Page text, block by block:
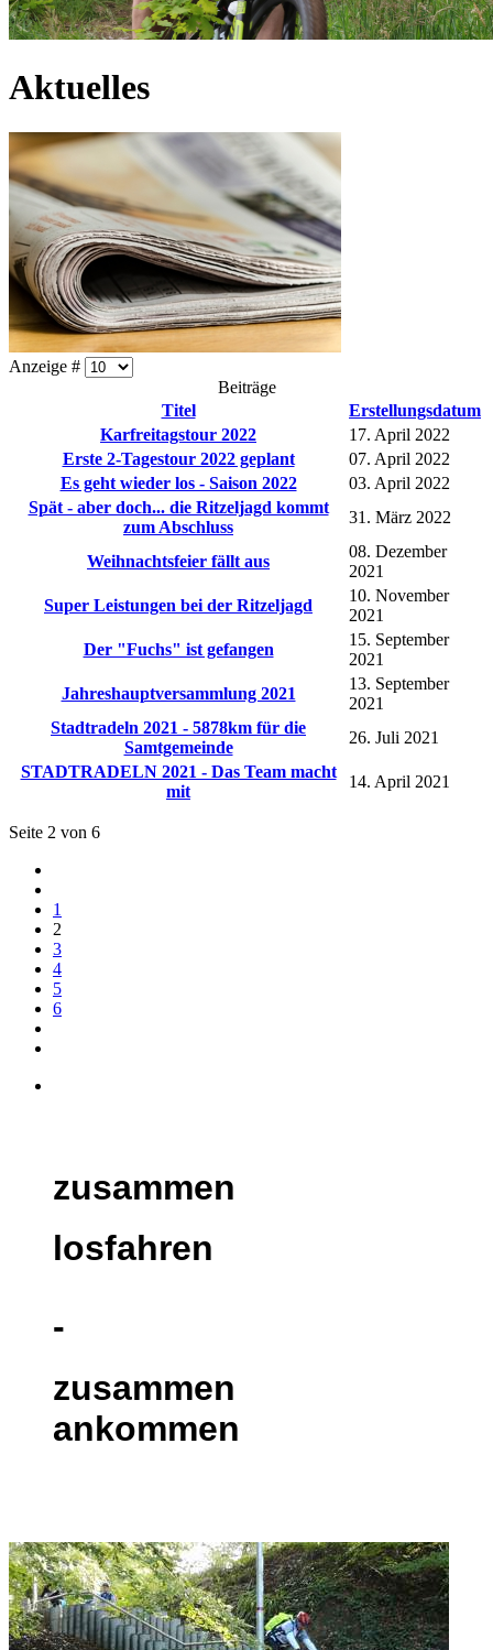
Aktuelles
Anzeige #
Beiträge
Titel
Erstellungsdatum
Karfreitagstour 2022
17. April 2022
Erste 2-Tagestour 2022 geplant
07. April 2022
Es geht wieder los - Saison 2022
03. April 2022
Spät - aber doch... die Ritzeljagd kommt
zum Abschluss
31. März 2022
Weihnachtsfeier fällt aus
08. Dezember
2021
Super Leistungen bei der Ritzeljagd
10. November
2021
Der "Fuchs" ist gefangen
15. September
2021
Jahreshauptversammlung 2021
13. September
2021
Stadtradeln 2021 - 5878km für die
Samtgemeinde
26. Juli 2021
STADTRADELN 2021 - Das Team macht
mit
14. April 2021
Seite 2 von 6
1
2
3
4
5
6
zusammen
losfahren
-
zusammen
ankommen